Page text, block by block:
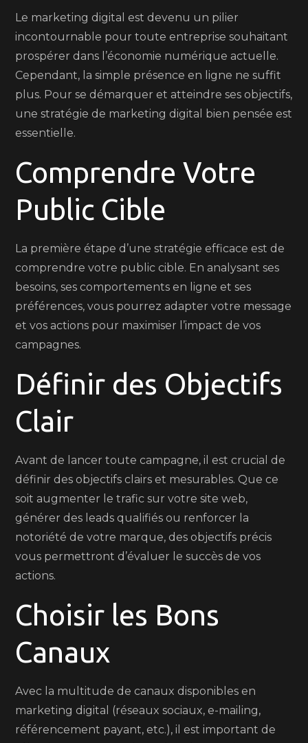
Le marketing digital est devenu un pilier
incontournable pour toute entreprise souhaitant
prospérer dans l’économie numérique actuelle.
Cependant, la simple présence en ligne ne suffit
plus. Pour se démarquer et atteindre ses objectifs,
une stratégie de marketing digital bien pensée est
essentielle.
Comprendre Votre
Public Cible
La première étape d’une stratégie efficace est de
comprendre votre public cible. En analysant ses
besoins, ses comportements en ligne et ses
préférences, vous pourrez adapter votre message
et vos actions pour maximiser l’impact de vos
campagnes.
Définir des Objectifs
Clair
Avant de lancer toute campagne, il est crucial de
définir des objectifs clairs et mesurables. Que ce
soit augmenter le trafic sur votre site web,
générer des leads qualifiés ou renforcer la
notoriété de votre marque, des objectifs précis
vous permettront d’évaluer le succès de vos
actions.
Choisir les Bons
Canaux
Avec la multitude de canaux disponibles en
marketing digital (réseaux sociaux, e-mailing,
référencement payant, etc.), il est important de